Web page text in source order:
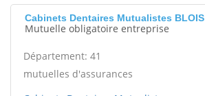
Cabinets Dentaires Mutualistes BLOIS
Mutuelle obligatoire entreprise
Département: 41
mutuelles d'assurances